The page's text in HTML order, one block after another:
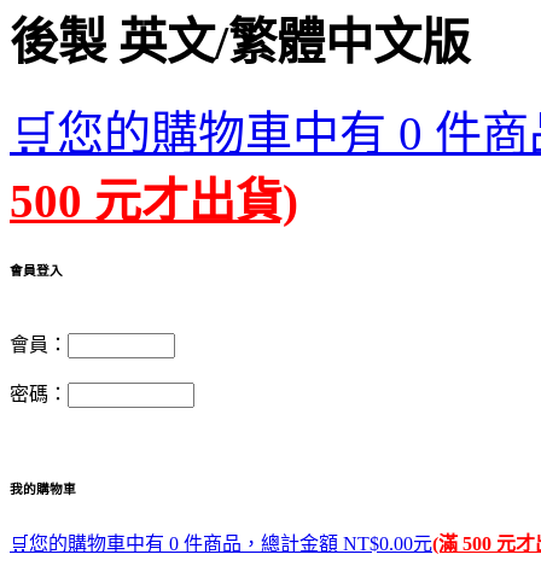
後製 英文/繁體中文版
🛒您的購物車中有 0 件
500 元才出貨)
會員登入
會員：
密碼：
我的購物車
🛒您的購物車中有 0 件商品，總計金額 NT$0.00元(滿 500 元才